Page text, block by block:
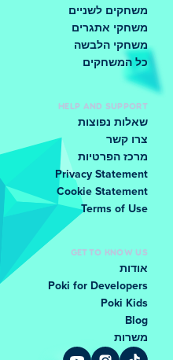
משחקים לשניים
משחקי אתגרים
משחקי הלבשה
כל המשחקים
HELP AND SUPPORT
שאלות נפוצות
צרו קשר
מרכז הפרטיות
Privacy Statement
Cookie Statement
Terms of Use
GET TO KNOW US
אודות
Poki for Developers
Poki Kids
Blog
משרות